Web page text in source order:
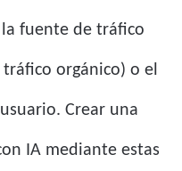
fuente de tráfico
orgánico) o el
Crear una
IA mediante estas